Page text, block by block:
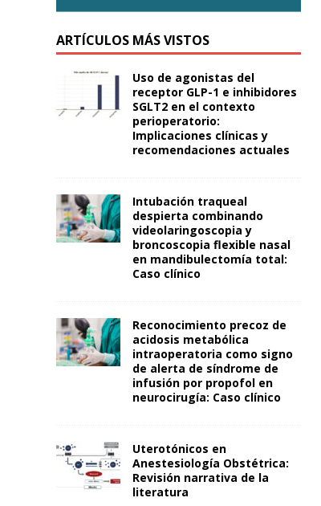
ARTÍCULOS MÁS VISTOS
Uso de agonistas del
receptor GLP-1 e inhibidores
SGLT2 en el contexto
perioperatorio:
Implicaciones clínicas y
recomendaciones actuales
Intubación traqueal
despierta combinando
videolaringoscopia y
broncoscopia flexible nasal
en mandibulectomía total:
Caso clínico
Reconocimiento precoz de
acidosis metabólica
intraoperatoria como signo
de alerta de síndrome de
infusión por propofol en
neurocirugía: Caso clínico
Uterotónicos en
Anestesiología Obstétrica:
Revisión narrativa de la
literatura